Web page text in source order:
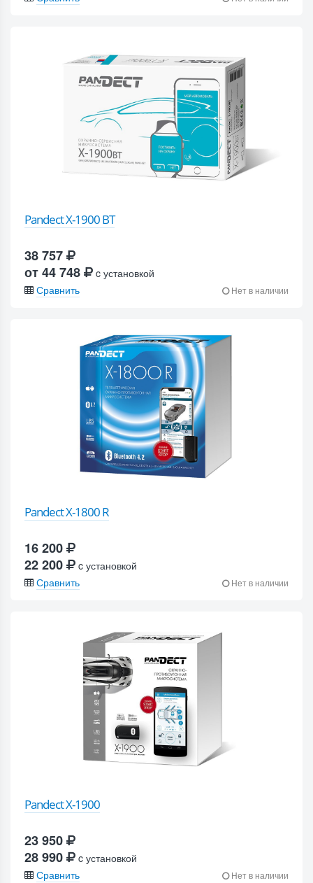
Pandect X-1900 BT
38 757
от 44 748
c установкой
Сравнить
Нет в наличии
Pandect X-1800 R
16 200
22 200
c установкой
Сравнить
Нет в наличии
Pandect X-1900
23 950
28 990
c установкой
Сравнить
Нет в наличии